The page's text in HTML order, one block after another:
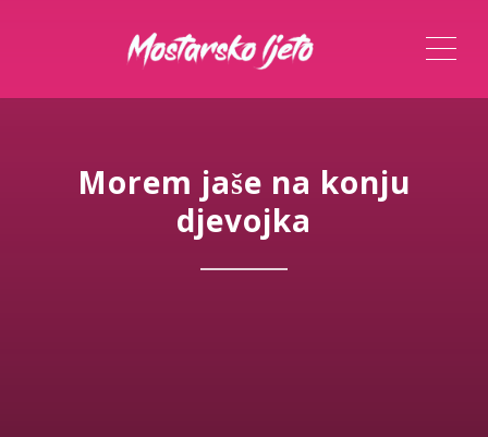
Morem jaše na konju
djevojka